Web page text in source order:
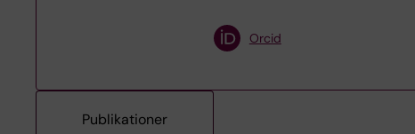
Orcid
Publikationer